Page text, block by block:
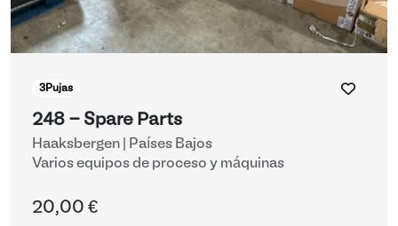
3Pujas
248 - Spare Parts
Haaksbergen | Países Bajos
Varios equipos de proceso y máquinas
20,00 €